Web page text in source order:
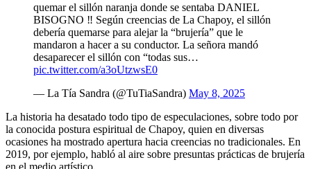
quemar el sillón naranja donde se sentaba DANIEL
BISOGNO ‼️ Según creencias de La Chapoy, el sillón
debería quemarse para alejar la “brujería” que le
mandaron a hacer a su conductor. La señora mandó
desaparecer el sillón con “todas sus…
pic.twitter.com/a3oUtzwsE0
— La Tía Sandra (@TuTiaSandra) May 8, 2025
La historia ha desatado todo tipo de especulaciones, sobre todo por
la conocida postura espiritual de Chapoy, quien en diversas
ocasiones ha mostrado apertura hacia creencias no tradicionales. En
2019, por ejemplo, habló al aire sobre presuntas prácticas de brujería
en el medio artístico.